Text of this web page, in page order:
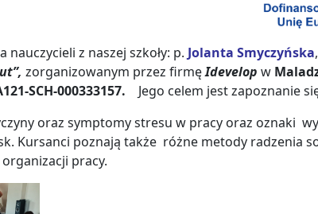
z naszej szkoły: p. Jolanta Smyczyńska
zorganizowanym przez firmęIdevelop w
SCH-000333157. Jego celem jest zapoznanie
oraz symptomy stresu w pracy oraz oznaki
Kursanci poznają także różne metody radzenia
pracy.